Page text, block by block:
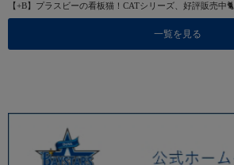
【+B】プラスビーの看板猫！CATシリーズ、好評販売中🐈
一覧を見る